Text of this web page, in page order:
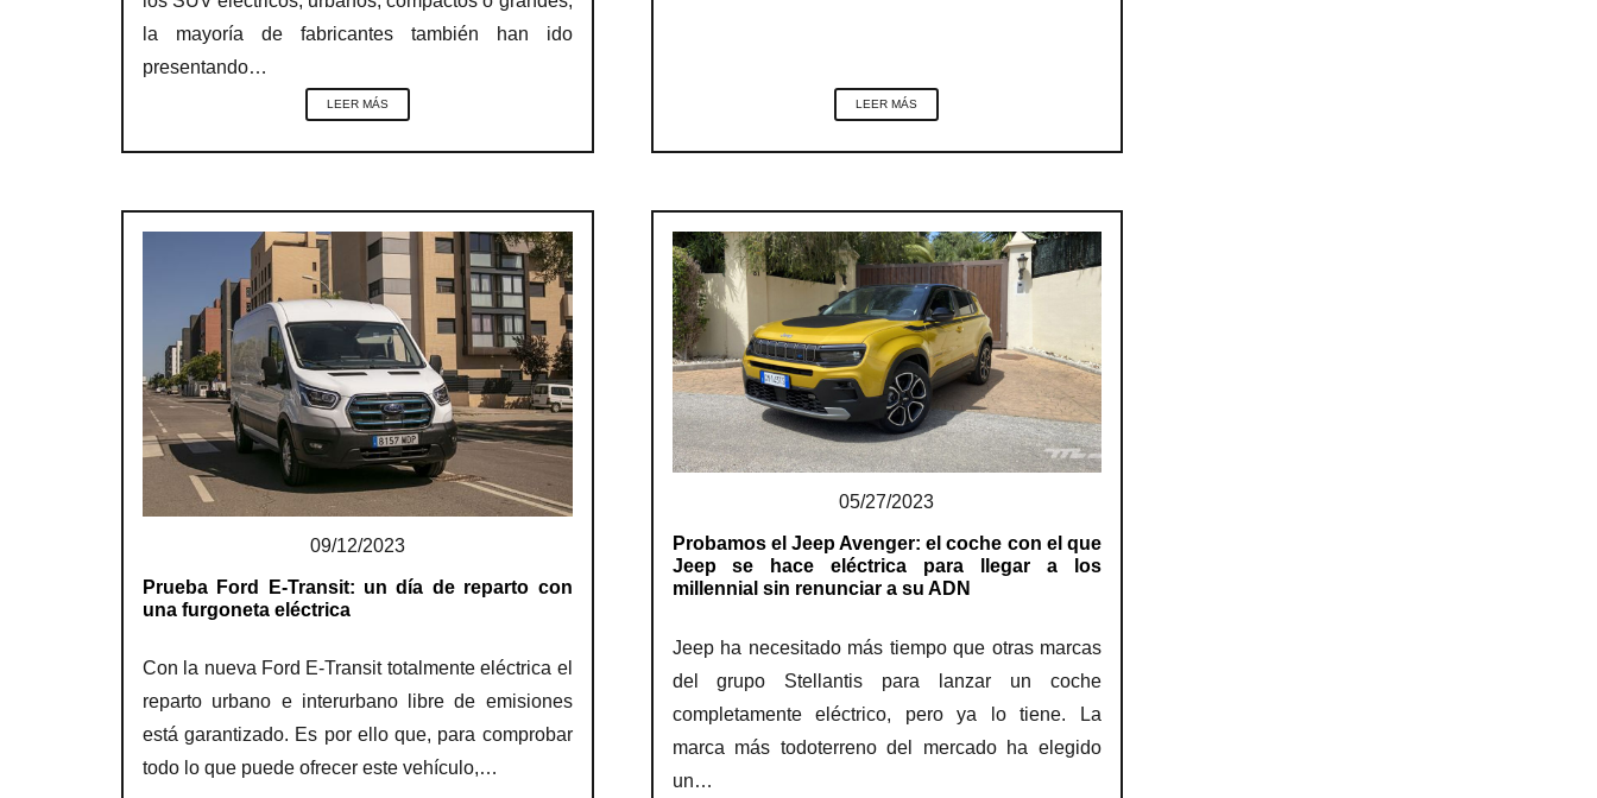
la mayoría de fabricantes también han ido
presentando…
LEER MÁS LEER MÁS
09/12/2023
Prueba Ford E-Transit: un día de reparto con
una furgoneta eléctrica
Con la nueva Ford E-Transit totalmente eléctrica el
reparto urbano e interurbano libre de emisiones
está garantizado. Es por ello que, para comprobar
todo lo que puede ofrecer este vehículo,…
05/27/2023
Probamos el Jeep Avenger: el coche con el que
Jeep se hace eléctrica para llegar a los
millennial sin renunciar a su ADN
Jeep ha necesitado más tiempo que otras marcas
del grupo Stellantis para lanzar un coche
completamente eléctrico, pero ya lo tiene. La
marca más todoterreno del mercado ha elegido
un…